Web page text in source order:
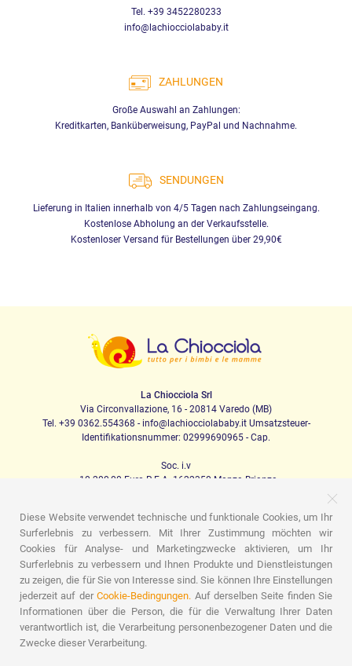
Tel. +39 3452280233
info@lachiocciolababy.it
ZAHLUNGEN
Große Auswahl an Zahlungen:
Kreditkarten, Banküberweisung, PayPal und Nachnahme.
SENDUNGEN
Lieferung in Italien innerhalb von 4/5 Tagen nach Zahlungseingang.
Kostenlose Abholung an der Verkaufsstelle.
Kostenloser Versand für Bestellungen über 29,90€
La Chiocciola Srl
Via Circonvallazione, 16 - 20814 Varedo (MB)
Tel. +39 0362.554368 - info@lachiocciolababy.it Umsatzsteuer-
Identifikationsnummer: 02999690965 - Cap.
Soc. i.v
. 10.200,00 Euro R.E.A. 1622350 Monza Brianza
PRODOTTI
Ich laufe
Kindersitze Das Haus
Babynahrung
Schlafen
Babyhygiene Mama und Baby
Bekleidung
Spiel
Geschenk-Karte Set für Babys
Geschenk-Ideen
Zimmer für Kinder
Werbeaktionen Marchi
Diese Website verwendet technische und funktionale Cookies, um Ihr
Surferlebnis zu verbessern. Mit Ihrer Zustimmung möchten wir
Cookies für Analyse- und Marketingzwecke aktivieren, um Ihr
Surferlebnis zu verbessern und Ihnen Produkte und Dienstleistungen
zu zeigen, die für Sie von Interesse sind. Sie können Ihre Einstellungen
jederzeit auf derCookie-Bedingungen. Auf derselben Seite finden Sie
Informationen über die Person, die für die Verwaltung Ihrer Daten
verantwortlich ist, die Verarbeitung personenbezogener Daten und die
Zwecke dieser Verarbeitung.